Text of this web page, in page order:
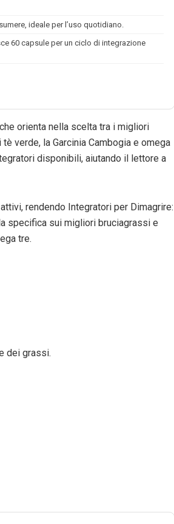
ideale per l’uso quotidiano.
60 capsule per un ciclo di integrazione
orienta nella scelta tra i migliori
verde, la Garcinia Cambogia e omega
disponibili, aiutando il lettore a
rendendo Integratori per Dimagrire:
specifica sui migliori bruciagrassi e
tre.
dei grassi.